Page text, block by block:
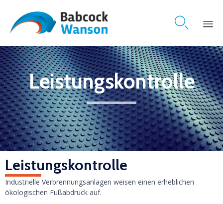

Skip
to
content
Leistungskontrolle
Leistungskontrolle
Industrielle Verbrennungsanlagen weisen einen erheblichen
ökologischen Fußabdruck auf.